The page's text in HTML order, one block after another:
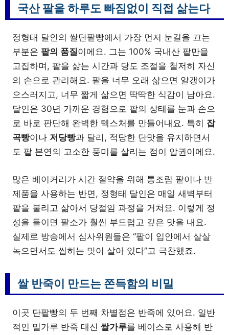
국산 팥을 하루도 빠짐없이 직접 삶는다
정형태 달인의 쌀단팥빵에서 가장 먼저 눈길을 끄는
부분은 팥의 품질이에요. 그는 100% 국내산 팥만을
고집하며, 팥을 삶는 시간과 당도 조절을 철저히 자신
의 손으로 관리해요. 팥을 너무 오래 삶으면 알갱이가
으스러지고, 너무 짧게 삶으면 딱딱한 식감이 남아요.
달인은 30년 가까운 경험으로 팥의 상태를 눈과 손으
로 바로 판단해 완벽한 텍스처를 만들어내요. 특히 잡
곡빵이나 저당빵과 달리, 적당한 단맛을 유지하면서
도 팥 본연의 고소한 풍미를 살리는 점이 압권이에요.
많은 베이커리가 시간 절약을 위해 통조림 팥이나 반
제품을 사용하는 반면, 정형태 달인은 매일 새벽부터
팥을 불리고 삶아서 당절임 과정을 거쳐요. 이렇게 정
성을 들이면 팥소가 훨씬 부드럽고 깊은 맛을 내요.
실제로 방송에서 심사위원들은 “팥이 입안에서 살살
녹으면서도 씹히는 맛이 살아 있다”고 극찬했죠.
쌀 반죽이 만드는 쫀득함의 비밀
이곳 단팥빵의 두 번째 차별점은 반죽에 있어요. 일반
적인 밀가루 반죽 대신 쌀가루를 베이스로 사용해 반